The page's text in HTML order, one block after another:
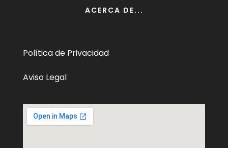
ACERCA DE...
Política de Privacidad
Aviso Legal